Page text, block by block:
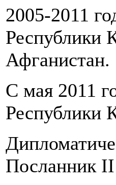
2005-2011
Республики
Афганистан.
С мая 2011
Республики
Посланник II